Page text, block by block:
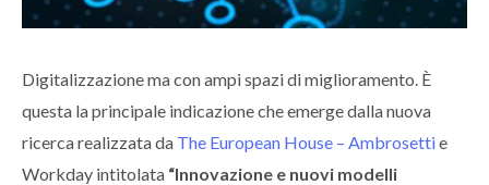
Digitalizzazione ma con ampi spazi di miglioramento. È
questa la principale indicazione che emerge dalla nuova
ricerca realizzata da The European House – Ambrosettie
Workday intitolata “Innovazione e nuovi modelli